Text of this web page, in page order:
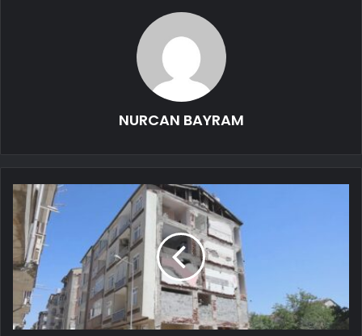
NURCAN BAYRAM